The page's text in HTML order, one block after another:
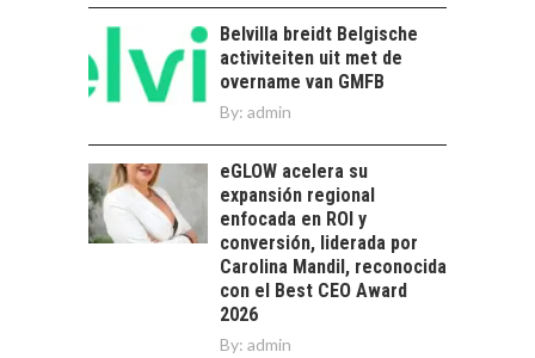
el reto ineludible de…
CHILE COMO HUB
TECNOLÓGICO DE
AMÉRICA LATINA:
AVANCES Y DESAFÍOS
Chile como hub
tecnológico de
América Latina:
avances y desafíos…
LA
TRANSFORMACIÓN
DE LOS RECURSOS
HUMANOS EN LAS
EMPRESAS
CHILENAS
Belvilla breidt Belgische
activiteiten uit met de
overname van GMFB
By: admin
eGLOW acelera su
expansión regional
enfocada en ROI y
conversión, liderada por
Carolina Mandil, reconocida
con el Best CEO Award
2026
By: admin